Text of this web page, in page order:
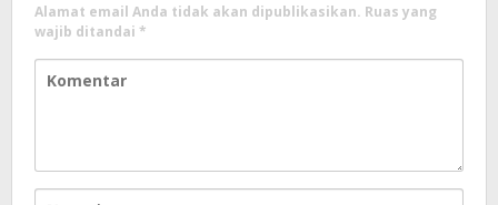
Alamat email Anda tidak akan dipublikasikan. Ruas yang
wajib ditandai *